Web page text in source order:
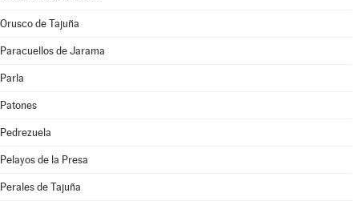
Orusco de Tajuña
Paracuellos de Jarama
Parla
Patones
Pedrezuela
Pelayos de la Presa
Perales de Tajuña